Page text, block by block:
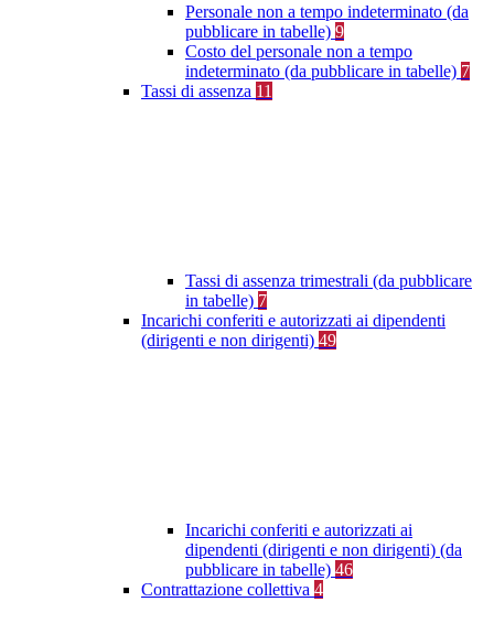
Personale non a tempo indeterminato (da
pubblicare in tabelle) 9
Costo del personale non a tempo
indeterminato (da pubblicare in tabelle) 7
Tassi di assenza 11
Tassi di assenza trimestrali (da pubblicare
in tabelle) 7
Incarichi conferiti e autorizzati ai dipendenti
(dirigenti e non dirigenti) 49
Incarichi conferiti e autorizzati ai
dipendenti (dirigenti e non dirigenti) (da
pubblicare in tabelle) 46
Contrattazione collettiva 4